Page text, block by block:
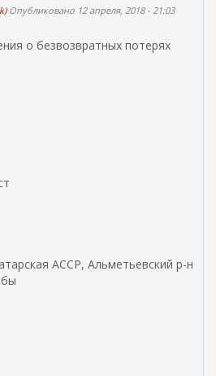
Опубликовано 12 апреля, 2018 - 21:03
о безвозвратных потерях
АССР, Альметьевский р-н